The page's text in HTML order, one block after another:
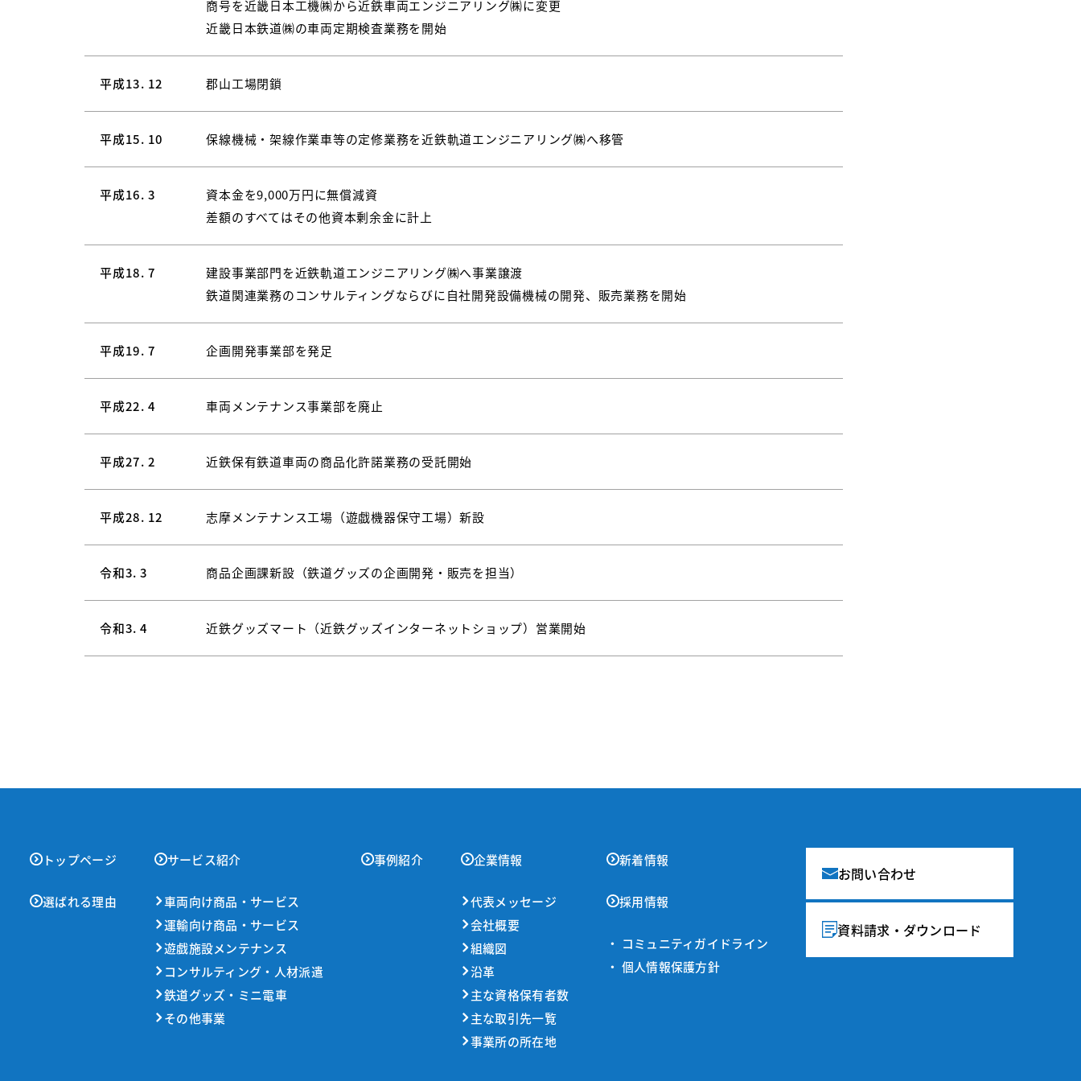
商号を近畿日本工機㈱から近鉄車両エンジニアリング㈱に変更
近畿日本鉄道㈱の車両定期検査業務を開始
平成13. 12 郡山工場閉鎖
平成15. 10 保線機械・架線作業車等の定修業務を近鉄軌道エンジニアリング㈱へ移管
平成16. 3
資本金を9,000万円に無償減資
差額のすべてはその他資本剰余金に計上
平成18. 7
建設事業部門を近鉄軌道エンジニアリング㈱へ事業譲渡
鉄道関連業務のコンサルティングならびに自社開発設備機械の開発、販売業務を開始
平成19. 7 企画開発事業部を発足
平成22. 4 車両メンテナンス事業部を廃止
平成27. 2 近鉄保有鉄道車両の商品化許諾業務の受託開始
平成28. 12 志摩メンテナンス工場（遊戯機器保守工場）新設
令和3. 3 商品企画課新設（鉄道グッズの企画開発・販売を担当）
令和3. 4 近鉄グッズマート（近鉄グッズインターネットショップ）営業開始
トップページ
選ばれる理由
サービス紹介
車両向け商品・サービス
運輸向け商品・サービス
遊戯施設メンテナンス
コンサルティング・人材派遣
鉄道グッズ・ミニ電車
その他事業
事例紹介 企業情報
代表メッセージ
会社概要
組織図
沿革
主な資格保有者数
主な取引先一覧
事業所の所在地
新着情報
採用情報
・ コミュニティガイドライン
・ 個人情報保護方針
お問い合わせ
資料請求・ダウンロード